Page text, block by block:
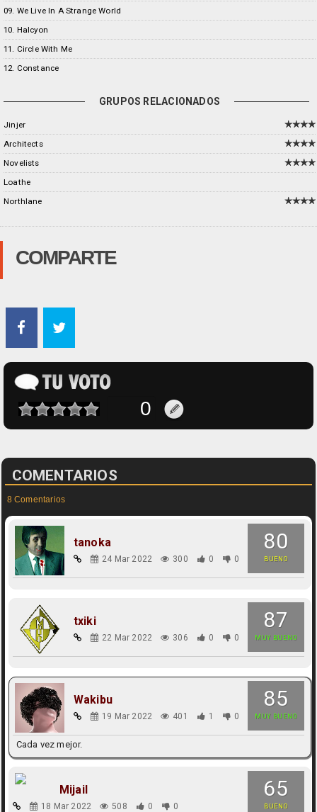
09. We Live In A Strange World
10. Halcyon
11. Circle With Me
12. Constance
GRUPOS RELACIONADOS
Jinjer
Architects
Novelists
Loathe
Northlane
COMPARTE
COMENTARIOS
8 Comentarios
80
BUENO
tanoka
24 Mar 2022 300 0 0
87
MUY BUENO
txiki
22 Mar 2022 306 0 0
85
MUY BUENO
Wakibu
19 Mar 2022 401 1 0
Cada vez mejor.
65
BUENO
Mijail
18 Mar 2022 508 0 0